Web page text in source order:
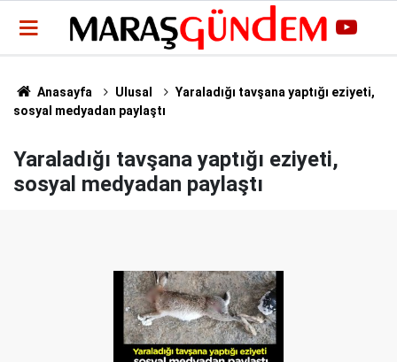
Anasayfa Ulusal
Yaraladığı tavşana yaptığı eziyeti,
sosyal medyadan paylaştı
Yaraladığı tavşana yaptığı eziyeti,
sosyal medyadan paylaştı